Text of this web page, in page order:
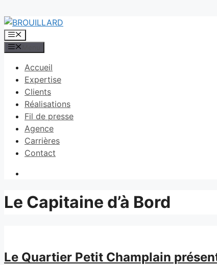
Aller
au
contenu
Menu
Accueil
Expertise
Clients
Réalisations
Fil de presse
Agence
Carrières
Contact
Le Capitaine d’à Bord
Le Quartier Petit Champlain